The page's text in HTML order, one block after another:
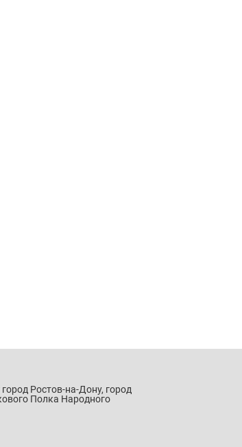
Ростов-на-Дону, город
Полка Народного